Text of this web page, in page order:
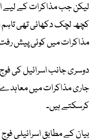
لیکن جب مذاکرات کے لیے
کچھ لچک دکھائی تھی تاہم
مذاکرات میں کوئی پیش
دوسری جانب اسرائیل کی
جاری مذاکرات میں
کرسکتے ہیں۔
بیان کے مطابق اسرائیلی فوج